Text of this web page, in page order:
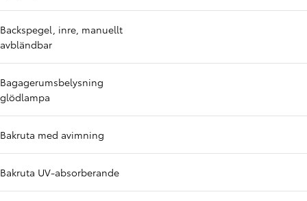
Backspegel, inre, manuellt
avbländbar
Bagagerumsbelysning
glödlampa
Bakruta med avimning
Bakruta UV-absorberande